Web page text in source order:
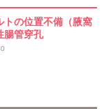
トの位置不備（腋窩
腸管穿孔